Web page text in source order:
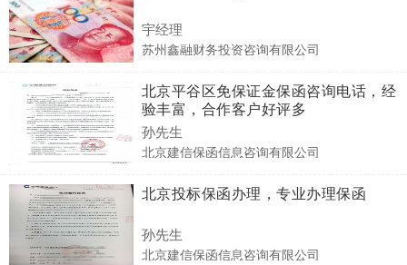
宇经理
苏州鑫融财务投资咨询有限公司
‌北京平谷区免保证金保函咨询电话，经
验丰富，合作客户好评多
孙先生
北京建信保函信息咨询有限公司
北京投标保函办理，专业办理保函
孙先生
北京建信保函信息咨询有限公司